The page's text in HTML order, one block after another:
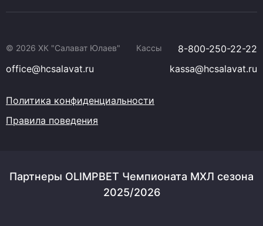
© 2026 ХК "Салават Юлаев" Кассы
8-800-250-22-22
office@hcsalavat.ru
kassa@hcsalavat.ru
Политика конфиденциальности
Правила поведения
Партнеры OLIMPBET Чемпионата МХЛ сезона
2025/2026